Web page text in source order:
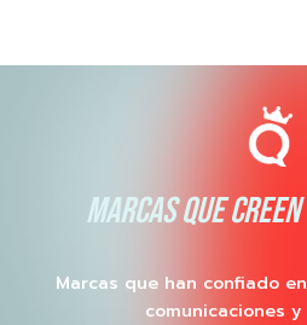
MARCAS QUE
Marcas que han confiado
comunicaciones